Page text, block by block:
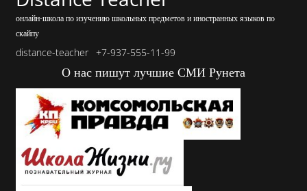
онлайн-школа по изучению школьных предметов и иностранных языков по
скайпу
distance-teacher +7-937-555-11-99
О нас пишут лучшие СМИ Рунета